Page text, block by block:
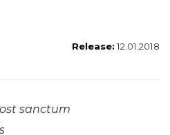
Release:12.01.2018
sanctum